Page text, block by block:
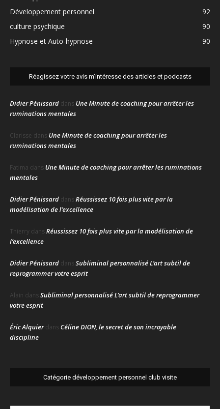
Développement personnel
92
culture psychique
90
Hypnose et Auto-hypnose
90
Réagissez votre avis m’intéresse des articles et podcasts
Didier Pénissard dans Une Minute de coaching pour arrêter les
ruminations mentales
Clarisse dans Une Minute de coaching pour arrêter les
ruminations mentales
Fatima dans Une Minute de coaching pour arrêter les ruminations
mentales
Didier Pénissard dansRéussissez 10 fois plus vite par la
modélisation de l’excellence
Thierry dansRéussissez 10 fois plus vite par la modélisation de
l’excellence
Didier Pénissard dansSubliminal personnalisé L’art subtil de
reprogrammer votre esprit
Alain dansSubliminal personnalisé L’art subtil de reprogrammer
votre esprit
Éric Alquierdans Céline DION, le secret de son incroyable
discipline
Catégorie développement personnel club visite
Catégorie